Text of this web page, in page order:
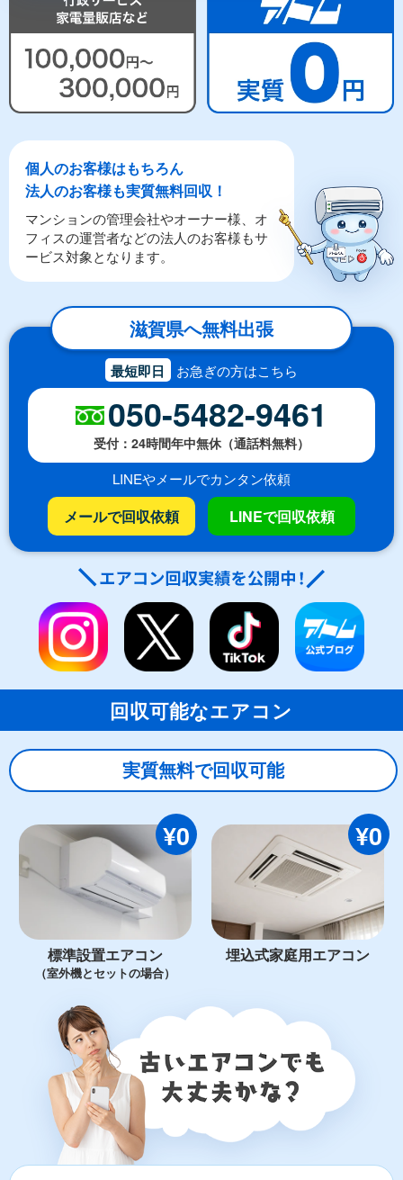
個人のお客様はもちろん
法人のお客様も実質無料回収！
マンションの管理会社やオーナー様、オ
フィスの運営者などの法人のお客様もサ
ービス対象となります。
滋賀県へ無料出張
最短即日 お急ぎの方はこちら
050-5482-9461
受付：24時間年中無休（通話料無料）
LINEやメールでカンタン依頼
メールで回収依頼 LINEで回収依頼
回収可能なエアコン
実質無料で回収可能
¥0
標準設置エアコン
（室外機とセットの場合）
¥0
埋込式家庭用エアコン